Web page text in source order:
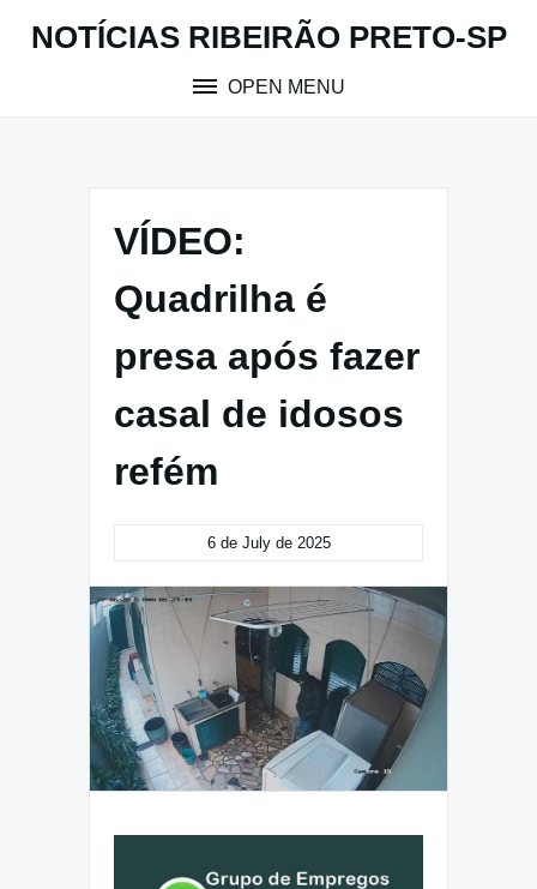
NOTÍCIAS RIBEIRÃO PRETO-SP
OPEN MENU
VÍDEO:
Quadrilha é
presa após fazer
casal de idosos
refém
6 de July de 2025